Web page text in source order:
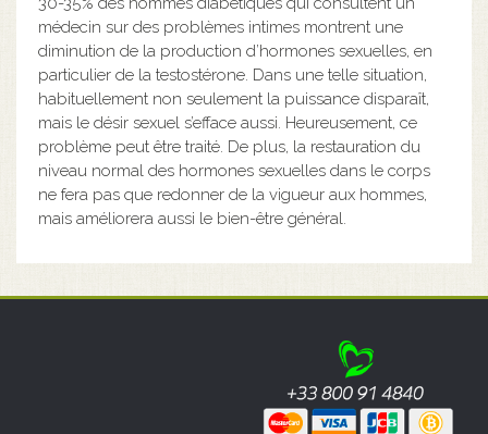
médecin sur des problèmes intimes montrent une
diminution de la production d’hormones sexuelles, en
particulier de la testostérone. Dans une telle situation,
habituellement non seulement la puissance disparaît,
mais le désir sexuel s’efface aussi. Heureusement, ce
problème peut être traité. De plus, la restauration du
niveau normal des hormones sexuelles dans le corps
ne fera pas que redonner de la vigueur aux hommes,
mais améliorera aussi le bien-être général.